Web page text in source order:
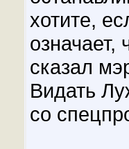
хотите,
означает,
сказал
Видать
со